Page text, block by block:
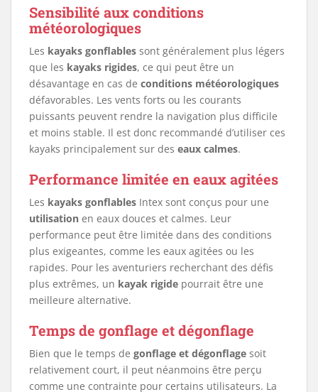
Sensibilité aux conditions
météorologiques
Les kayaks gonflables sont généralement plus légers
que les kayaks rigides, ce qui peut être un
désavantage en cas de conditions météorologiques
défavorables. Les vents forts ou les courants
puissants peuvent rendre la navigation plus difficile
et moins stable. Il est donc recommandé d’utiliser ces
kayaks principalement sur des eaux calmes.
Performance limitée en eaux agitées
Les kayaks gonflables Intex sont conçus pour une
utilisation en eaux douces et calmes. Leur
performance peut être limitée dans des conditions
plus exigeantes, comme les eaux agitées ou les
rapides. Pour les aventuriers recherchant des défis
plus extrêmes, un kayak rigide pourrait être une
meilleure alternative.
Temps de gonflage et dégonflage
Bien que le temps de gonflage et dégonflage soit
relativement court, il peut néanmoins être perçu
comme une contrainte pour certains utilisateurs. La